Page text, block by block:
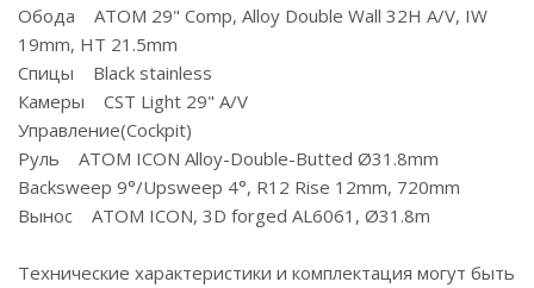
Обода ATOM 29" Comp, Alloy Double Wall 32H A/V, IW
19mm, HT 21.5mm
Спицы Black stainless
Камеры CST Light 29" A/V
Управление(Cockpit)
Руль ATOM ICON Alloy-Double-Butted Ø31.8mm
Backsweep 9°/Upsweep 4°, R12 Rise 12mm, 720mm
Вынос ATOM ICON, 3D forged AL6061, Ø31.8m
Технические характеристики и комплектация могут быть